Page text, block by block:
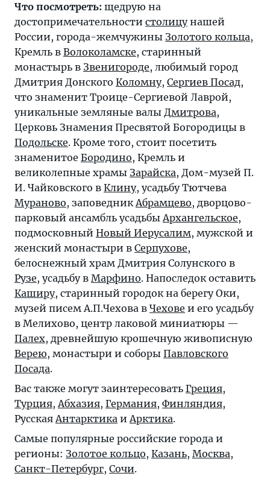
Что посмотреть: щедрую на
достопримечательности столицунашей
России, города-жемчужины Золотого кольца,
Кремль в Волоколамске, старинный
монастырь в Звенигороде, любимый город
Дмитрия Донского Коломну, Сергиев Посад,
что знаменит Троице-Сергиевой Лаврой,
уникальные земляные валы Дмитрова,
Церковь Знамения Пресвятой Богородицы в
Подольске. Кроме того, стоит посетить
знаменитое Бородино, Кремль и
великолепные храмы Зарайска, Дом-музей П.
И. Чайковского в Клину, усадьбу Тютчева
Мураново, заповедникАбрамцево, дворцово-
парковый ансамбль усадьбыАрхангельское,
подмосковный Новый Иерусалим, мужской и
женский монастыри в Серпухове,
белоснежный храм Дмитрия Солунского в
Рузе, усадьбу в Марфино. Напоследок оставить
Каширу, старинный городок на берегу Оки,
музей писем А.П.Чехова в Чехове и его усадьбу
в Мелихово, центр лаковой миниатюры —
Палех, древнейшую крошечную живописную
Верею, монастыри и соборы Павловского
Посада.
Вас также могут заинтересовать Греция,
Турция,Абхазия, Германия, Финляндия,
РусскаяАнтарктика иАрктика.
Самые популярные российские города и
регионы: Золотое кольцо, Казань, Москва,
Санкт-Петербург, Сочи.